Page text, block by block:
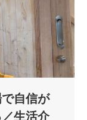
自信が
生活介